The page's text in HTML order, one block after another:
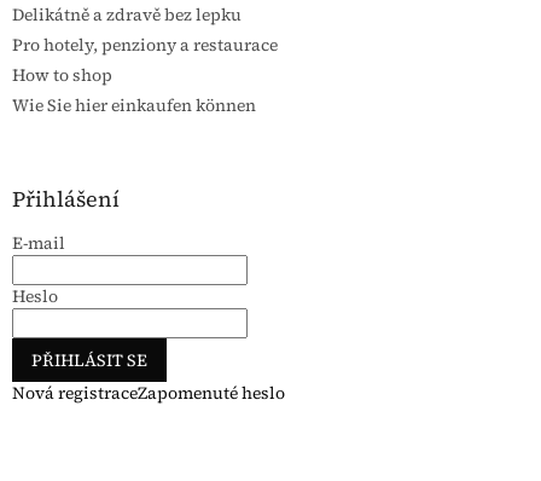
Delikátně a zdravě bez lepku
Pro hotely, penziony a restaurace
How to shop
Wie Sie hier einkaufen können
Přihlášení
E-mail
Heslo
PŘIHLÁSIT SE
Nová registraceZapomenuté heslo